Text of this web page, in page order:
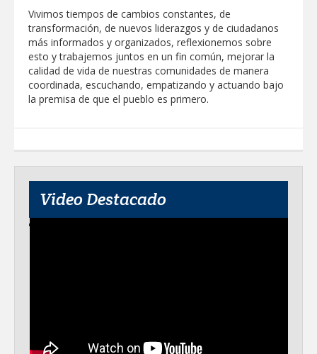
Vivimos tiempos de cambios constantes, de
transformación, de nuevos liderazgos y de ciudadanos
más informados y organizados, reflexionemos sobre
esto y trabajemos juntos en un fin común, mejorar la
calidad de vida de nuestras comunidades de manera
coordinada, escuchando, empatizando y actuando bajo
la premisa de que el pueblo es primero.
Video Destacado